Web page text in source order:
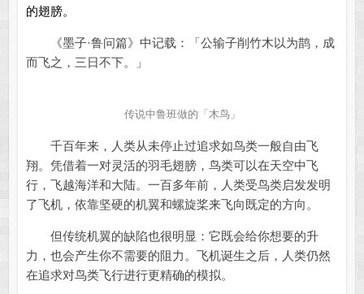
的翅膀。
《墨子·鲁问篇》中记载：「公输子削竹木以为鹊，成
而飞之，三日不下。」
传说中鲁班做的「木鸟」
千百年来，人类从未停止过追求如鸟类一般自由飞
翔。凭借着一对灵活的羽毛翅膀，鸟类可以在天空中飞
行，飞越海洋和大陆。一百多年前，人类受鸟类启发发明
了飞机，依靠坚硬的机翼和螺旋桨来飞向既定的方向。
但传统机翼的缺陷也很明显：它既会给你想要的升
力，也会产生你不需要的阻力。飞机诞生之后，人类仍然
在追求对鸟类飞行进行更精确的模拟。